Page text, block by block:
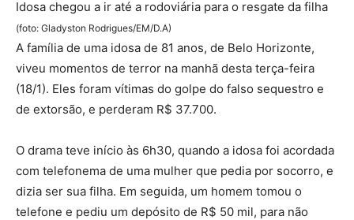
Idosa chegou a ir até a rodoviária para o resgate da filha
(foto: Gladyston Rodrigues/EM/D.A)
A família de uma idosa de 81 anos, de Belo Horizonte,
viveu momentos de terror na manhã desta terça-feira
(18/1). Eles foram vítimas do golpe do falso sequestro e
de extorsão, e perderam R$ 37.700.
O drama teve início às 6h30, quando a idosa foi acordada
com telefonema de uma mulher que pedia por socorro, e
dizia ser sua filha. Em seguida, um homem tomou o
telefone e pediu um depósito de R$ 50 mil, para não